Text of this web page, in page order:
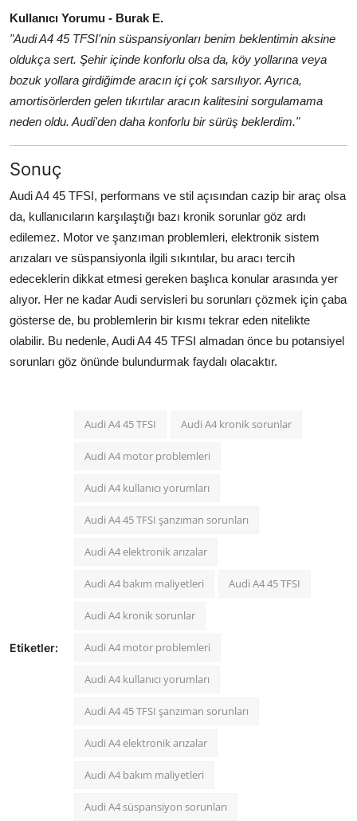
Kullanıcı Yorumu - Burak E.
"Audi A4 45 TFSI'nin süspansiyonları benim beklentimin aksine
oldukça sert. Şehir içinde konforlu olsa da, köy yollarına veya
bozuk yollara girdiğimde aracın içi çok sarsılıyor. Ayrıca,
amortisörlerden gelen tıkırtılar aracın kalitesini sorgulamama
neden oldu. Audi'den daha konforlu bir sürüş beklerdim."
Sonuç
Audi A4 45 TFSI, performans ve stil açısından cazip bir araç olsa
da, kullanıcıların karşılaştığı bazı kronik sorunlar göz ardı
edilemez. Motor ve şanzıman problemleri, elektronik sistem
arızaları ve süspansiyonla ilgili sıkıntılar, bu aracı tercih
edeceklerin dikkat etmesi gereken başlıca konular arasında yer
alıyor. Her ne kadar Audi servisleri bu sorunları çözmek için çaba
gösterse de, bu problemlerin bir kısmı tekrar eden nitelikte
olabilir. Bu nedenle, Audi A4 45 TFSI almadan önce bu potansiyel
sorunları göz önünde bulundurmak faydalı olacaktır.
Etiketler:
Audi A4 45 TFSI Audi A4 kronik sorunlar
Audi A4 motor problemleri
Audi A4 kullanıcı yorumları
Audi A4 45 TFSI şanzıman sorunları
Audi A4 elektronik arızalar
Audi A4 bakım maliyetleri Audi A4 45 TFSI
Audi A4 kronik sorunlar
Audi A4 motor problemleri
Audi A4 kullanıcı yorumları
Audi A4 45 TFSI şanzıman sorunları
Audi A4 elektronik arızalar
Audi A4 bakım maliyetleri
Audi A4 süspansiyon sorunları